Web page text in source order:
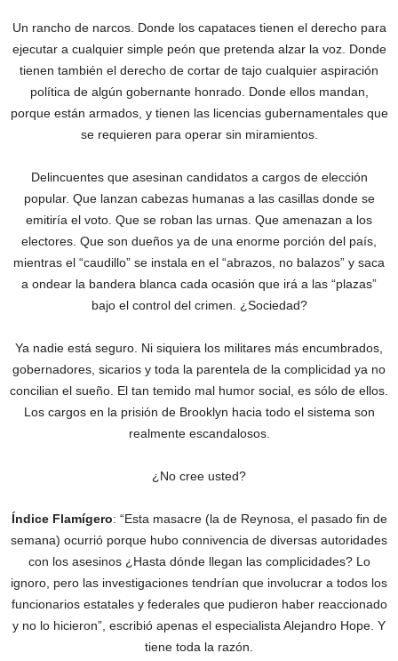
Un rancho de narcos. Donde los capataces tienen el derecho para
ejecutar a cualquier simple peón que pretenda alzar la voz. Donde
tienen también el derecho de cortar de tajo cualquier aspiración
política de algún gobernante honrado. Donde ellos mandan,
porque están armados, y tienen las licencias gubernamentales que
se requieren para operar sin miramientos.
Delincuentes que asesinan candidatos a cargos de elección
popular. Que lanzan cabezas humanas a las casillas donde se
emitiría el voto. Que se roban las urnas. Que amenazan a los
electores. Que son dueños ya de una enorme porción del país,
mientras el “caudillo” se instala en el “abrazos, no balazos” y saca
a ondear la bandera blanca cada ocasión que irá a las “plazas”
bajo el control del crimen. ¿Sociedad?
Ya nadie está seguro. Ni siquiera los militares más encumbrados,
gobernadores, sicarios y toda la parentela de la complicidad ya no
concilian el sueño. El tan temido mal humor social, es sólo de ellos.
Los cargos en la prisión de Brooklyn hacia todo el sistema son
realmente escandalosos.
¿No cree usted?
Índice Flamígero: “Esta masacre (la de Reynosa, el pasado fin de
semana) ocurrió porque hubo connivencia de diversas autoridades
con los asesinos ¿Hasta dónde llegan las complicidades? Lo
ignoro, pero las investigaciones tendrían que involucrar a todos los
funcionarios estatales y federales que pudieron haber reaccionado
y no lo hicieron”, escribió apenas el especialista Alejandro Hope. Y
tiene toda la razón.